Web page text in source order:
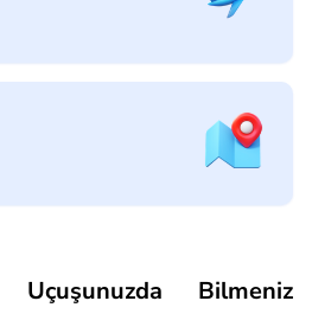
Bilmeniz